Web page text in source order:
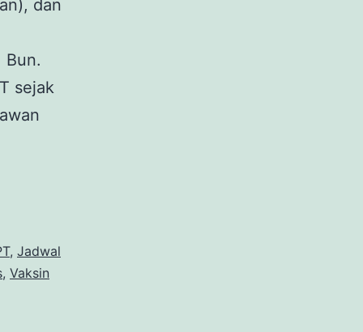
dan
Bun.
sejak
, Jadwal
, Vaksin